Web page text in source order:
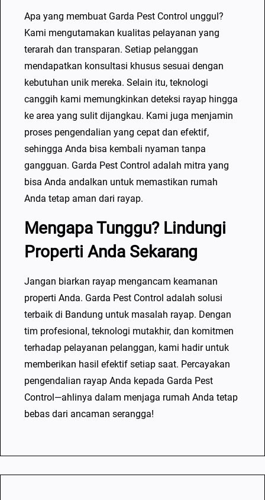
Apa yang membuat Garda Pest Control unggul?
Kami mengutamakan kualitas pelayanan yang
terarah dan transparan. Setiap pelanggan
mendapatkan konsultasi khusus sesuai dengan
kebutuhan unik mereka. Selain itu, teknologi
canggih kami memungkinkan deteksi rayap hingga
ke area yang sulit dijangkau. Kami juga menjamin
proses pengendalian yang cepat dan efektif,
sehingga Anda bisa kembali nyaman tanpa
gangguan. Garda Pest Control adalah mitra yang
bisa Anda andalkan untuk memastikan rumah
Anda tetap aman dari rayap.
Mengapa Tunggu? Lindungi
Properti Anda Sekarang
Jangan biarkan rayap mengancam keamanan
properti Anda. Garda Pest Control adalah solusi
terbaik di Bandung untuk masalah rayap. Dengan
tim profesional, teknologi mutakhir, dan komitmen
terhadap pelayanan pelanggan, kami hadir untuk
memberikan hasil efektif setiap saat. Percayakan
pengendalian rayap Anda kepada Garda Pest
Control—ahlinya dalam menjaga rumah Anda tetap
bebas dari ancaman serangga!